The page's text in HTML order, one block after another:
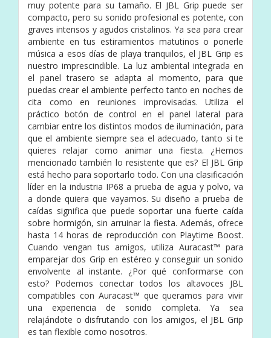
muy potente para su tamaño. El JBL Grip puede ser
compacto, pero su sonido profesional es potente, con
graves intensos y agudos cristalinos. Ya sea para crear
ambiente en tus estiramientos matutinos o ponerle
música a esos días de playa tranquilos, el JBL Grip es
nuestro imprescindible. La luz ambiental integrada en
el panel trasero se adapta al momento, para que
puedas crear el ambiente perfecto tanto en noches de
cita como en reuniones improvisadas. Utiliza el
práctico botón de control en el panel lateral para
cambiar entre los distintos modos de iluminación, para
que el ambiente siempre sea el adecuado, tanto si te
quieres relajar como animar una fiesta. ¿Hemos
mencionado también lo resistente que es? El JBL Grip
está hecho para soportarlo todo. Con una clasificación
líder en la industria IP68 a prueba de agua y polvo, va
a donde quiera que vayamos. Su diseño a prueba de
caídas significa que puede soportar una fuerte caída
sobre hormigón, sin arruinar la fiesta. Además, ofrece
hasta 14 horas de reproducción con Playtime Boost.
Cuando vengan tus amigos, utiliza Auracast™ para
emparejar dos Grip en estéreo y conseguir un sonido
envolvente al instante. ¿Por qué conformarse con
esto? Podemos conectar todos los altavoces JBL
compatibles con Auracast™ que queramos para vivir
una experiencia de sonido completa. Ya sea
relajándote o disfrutando con los amigos, el JBL Grip
es tan flexible como nosotros.